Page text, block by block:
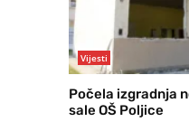
Vijesti
Počela izgradnja
sale OŠ Poljice